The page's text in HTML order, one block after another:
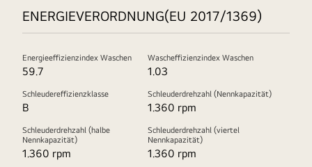
ENERGIEVERORDNUNG(EU 2017/1369)
Energieeffizienzindex Waschen
59.7
Wascheffizienzindex Waschen
1.03
Schleudereffizienzklasse
B
Schleuderdrehzahl (Nennkapazität)
1.360 rpm
Schleuderdrehzahl (halbe
Nennkapazität)
1.360 rpm
Schleuderdrehzahl (viertel
Nennkapazität)
1.360 rpm